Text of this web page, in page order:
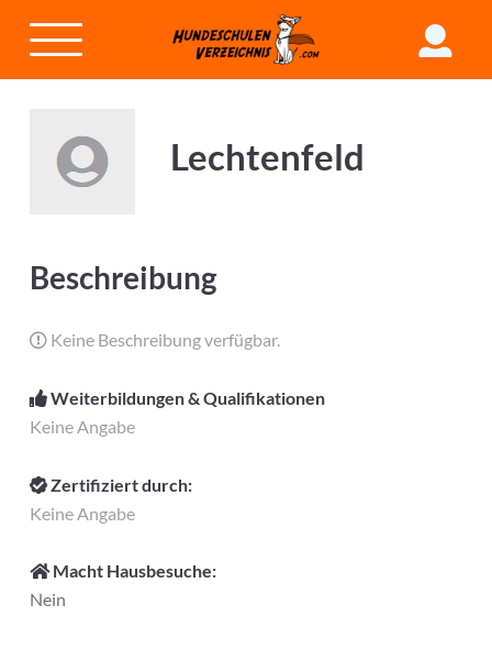
Lechtenfeld
Beschreibung
Keine Beschreibung verfügbar.
Weiterbildungen & Qualifikationen
Keine Angabe
Zertifiziert durch:
Keine Angabe
Macht Hausbesuche:
Nein